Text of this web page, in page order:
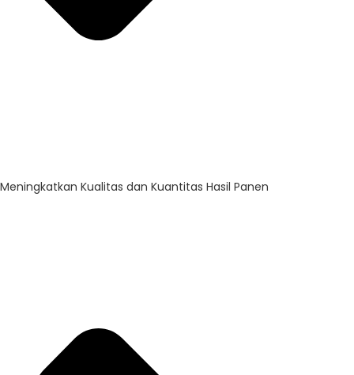
Meningkatkan Kualitas dan Kuantitas Hasil Panen